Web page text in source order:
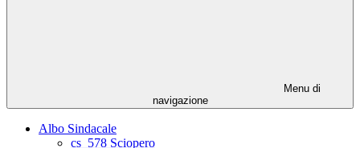
Menu di
navigazione
Albo Sindacale
cs_578 Sciopero